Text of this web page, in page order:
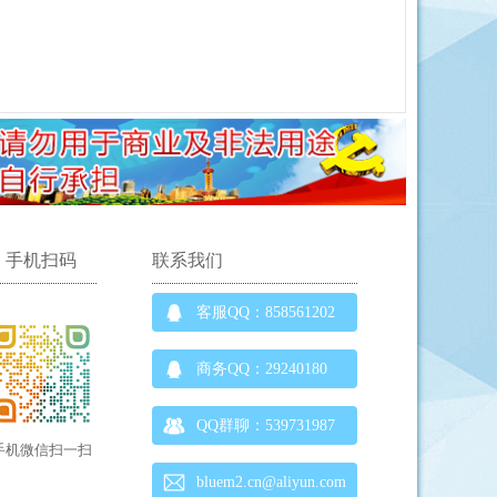
手机扫码
机微信扫一扫
联系我们
客服QQ：858561202
商务QQ：29240180
QQ群聊：539731987
bluem2.cn@aliyun.com